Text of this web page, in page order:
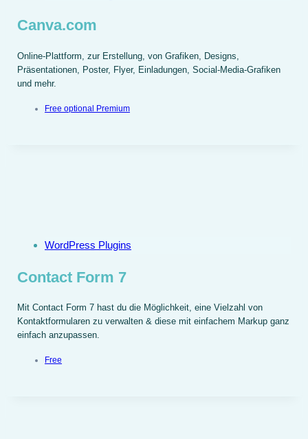
Canva.com
Online-Plattform, zur Erstellung, von Grafiken, Designs,
Präsentationen, Poster, Flyer, Einladungen, Social-Media-Grafiken
und mehr.
Free optional Premium
WordPress Plugins
Contact Form 7
Mit Contact Form 7 hast du die Möglichkeit, eine Vielzahl von
Kontaktformularen zu verwalten & diese mit einfachem Markup ganz
einfach anzupassen.
Free